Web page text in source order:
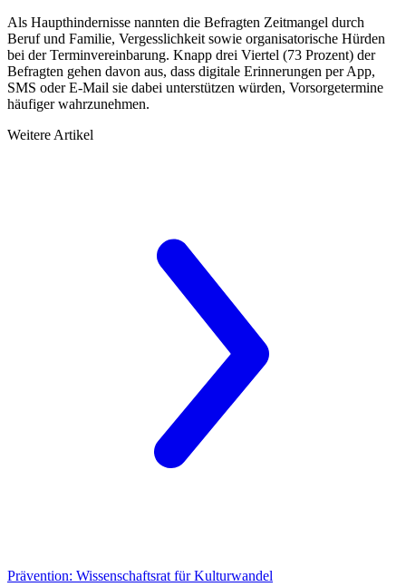
Als Haupthindernisse nannten die Befragten Zeitmangel durch
Beruf und Familie, Vergesslichkeit sowie organisatorische Hürden
bei der Terminvereinbarung. Knapp drei Viertel (73 Prozent) der
Befragten gehen davon aus, dass digitale Erinnerungen per App,
SMS oder E-Mail sie dabei unterstützen würden, Vorsorgetermine
häufiger wahrzunehmen.
Weitere Artikel
Prävention: Wissenschaftsrat für Kulturwandel